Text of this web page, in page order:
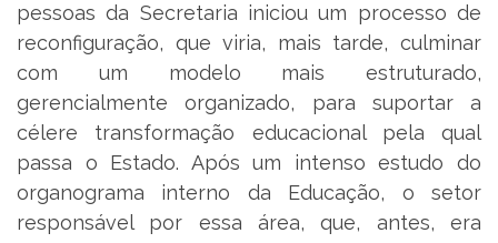
pessoas da Secretaria iniciou um processo de
reconfiguração, que viria, mais tarde, culminar
com um modelo mais estruturado,
gerencialmente organizado, para suportar a
célere transformação educacional pela qual
passa o Estado. Após um intenso estudo do
organograma interno da Educação, o setor
responsável por essa área, que, antes, era